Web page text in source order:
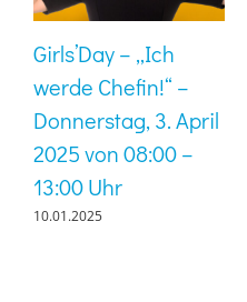
Girls’Day – „Ich
werde Chefin!“ –
Donnerstag, 3. April
2025 von 08:00 –
13:00 Uhr
10.01.2025